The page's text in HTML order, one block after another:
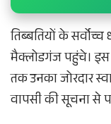
तिब्बतियों के
मैक्लोडगंज पहुंचे। इस
तक उनका जोरदार
वापसी की सूचना से